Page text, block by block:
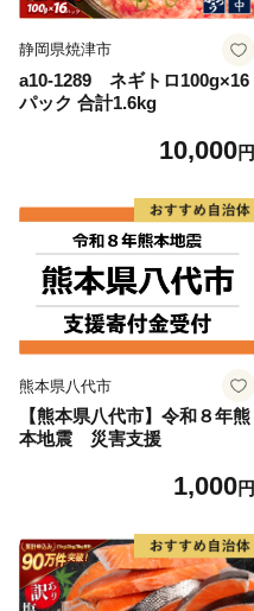
静岡県焼津市
a10-1289 ネギトロ100g×16
パック 合計1.6kg
10,000円
熊本県八代市
【熊本県八代市】令和８年熊
本地震 災害支援
1,000円